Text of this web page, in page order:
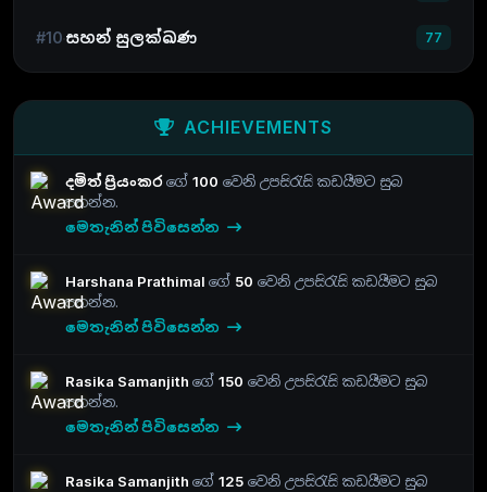
#10 සහන් සුලක්ඛණ 77
ACHIEVEMENTS
දමිත් ප්‍රියංකරගේ 100 වෙනි උපසිරැසි කඩයීමට සුබ
පතන්න.
මෙතැනින් පිවිසෙන්න
Harshana Prathimal ගේ 50 වෙනි උපසිරැසි කඩයීමට සුබ
පතන්න.
මෙතැනින් පිවිසෙන්න
Rasika Samanjith ගේ 150 වෙනි උපසිරැසි කඩයීමට සුබ
පතන්න.
මෙතැනින් පිවිසෙන්න
Rasika Samanjith ගේ 125 වෙනි උපසිරැසි කඩයීමට සුබ